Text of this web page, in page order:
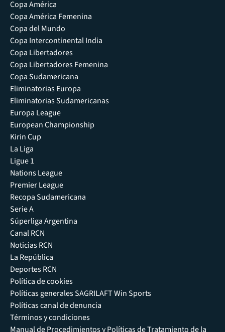
Copa América
Copa América Femenina
Copa del Mundo
Copa Intercontinental India
Copa Libertadores
Copa Libertadores Femenina
Copa Sudamericana
Eliminatorias Europa
Eliminatorias Sudamericanas
Europa League
European Championship
Kirin Cup
La Liga
Ligue 1
Nations League
Premier League
Recopa Sudamericana
Serie A
Súperliga Argentina
Canal RCN
Noticias RCN
La República
Deportes RCN
Política de cookies
Políticas generales SAGRILAFT Win Sports
Políticas canal de denuncia
Términos y condiciones
Manual de Procedimientos y Políticas de Tratamiento de la